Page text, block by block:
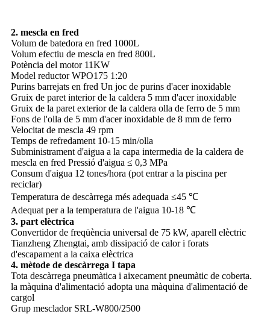
2. mescla en fred
Volum de batedora en fred 1000L
Volum efectiu de mescla en fred 800L
Potència del motor 11KW
Model reductor WPO175 1:20
Purins barrejats en fred Un joc de purins d'acer inoxidable
Gruix de paret interior de la caldera 5 mm d'acer inoxidable
Gruix de la paret exterior de la caldera olla de ferro de 5 mm
Fons de l'olla de 5 mm d'acer inoxidable de 8 mm de ferro
Velocitat de mescla 49 rpm
Temps de refredament 10-15 min/olla
Subministrament d'aigua a la capa intermedia de la caldera de
mescla en fred Pressió d'aigua ≤ 0,3 MPa
Consum d'aigua 12 tones/hora (pot entrar a la piscina per
reciclar)
Temperatura de descàrrega més adequada ≤45 ℃
Adequat per a la temperatura de l'aigua 10-18 ℃
3. part elèctrica
Convertidor de freqüència universal de 75 kW, aparell elèctric
Tianzheng Zhengtai, amb dissipació de calor i forats
d'escapament a la caixa elèctrica
4. mètode de descàrrega I tapa
Tota descàrrega pneumàtica i aixecament pneumàtic de coberta.
la màquina d'alimentació adopta una màquina d'alimentació de
cargol
Grup mesclador SRL-W800/2500